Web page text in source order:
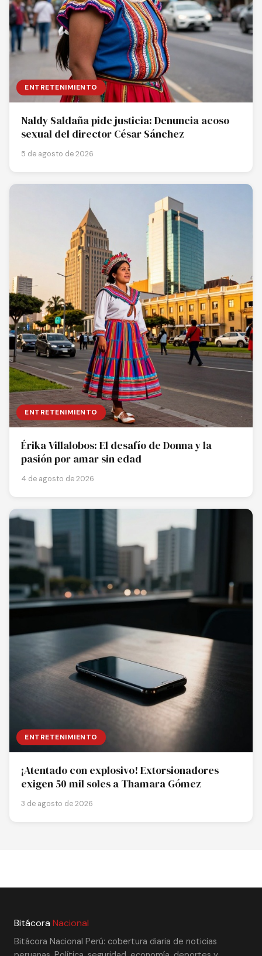
ENTRETENIMIENTO
Naldy Saldaña pide justicia: Denuncia acoso
sexual del director César Sánchez
5 de agosto de 2026
ENTRETENIMIENTO
Érika Villalobos: El desafío de Donna y la
pasión por amar sin edad
4 de agosto de 2026
ENTRETENIMIENTO
¡Atentado con explosivo! Extorsionadores
exigen 50 mil soles a Thamara Gómez
3 de agosto de 2026
Bitácora Nacional
Bitácora Nacional Perú: cobertura diaria de noticias